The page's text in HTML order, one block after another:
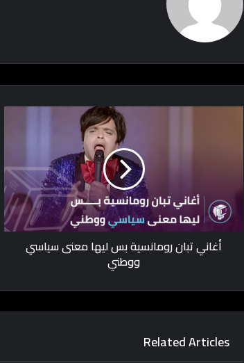
أغاني تبان رومانسية بس ليها معنى سياسي
ووطني
Related Articles